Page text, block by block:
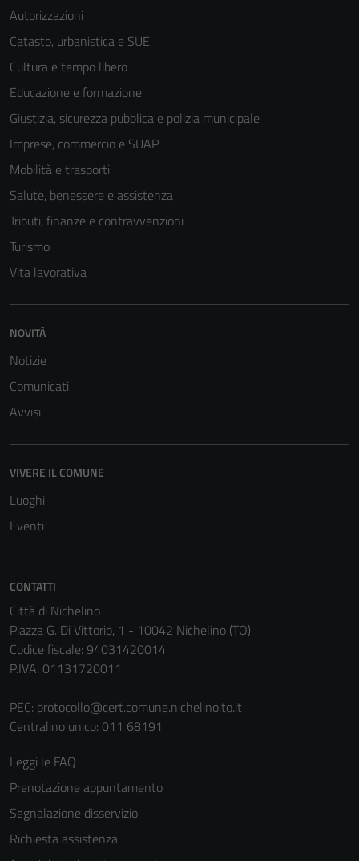
Autorizzazioni
Catasto, urbanistica e SUE
Cultura e tempo libero
Educazione e formazione
Giustizia, sicurezza pubblica e polizia municipale
Imprese, commercio e SUAP
Mobilità e trasporti
Salute, benessere e assistenza
Tributi, finanze e contravvenzioni
Turismo
Vita lavorativa
NOVITÀ
Notizie
Comunicati
Avvisi
VIVERE IL COMUNE
Luoghi
Eventi
CONTATTI
Città di Nichelino
Piazza G. Di Vittorio, 1 - 10042 Nichelino (TO)
Codice fiscale: 94031420014
P.IVA: 01131720011
PEC: protocollo@cert.comune.nichelino.to.it
Centralino unico: 011 68191
Leggi le FAQ
Prenotazione appuntamento
Segnalazione disservizio
Richiesta assistenza